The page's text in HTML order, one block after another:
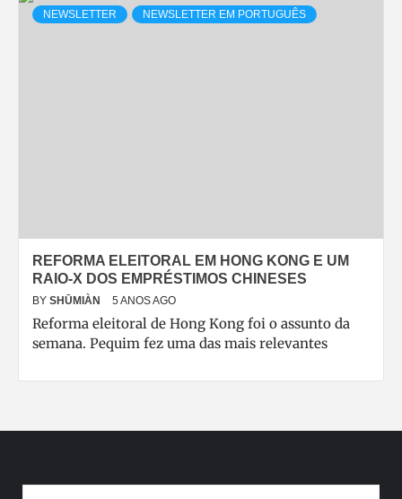
NEWSLETTER NEWSLETTER EM PORTUGUÊS
REFORMA ELEITORAL EM HONG KONG E UM
RAIO-X DOS EMPRÉSTIMOS CHINESES
BY SHŪMIÀN 5 ANOS AGO
Reforma eleitoral de Hong Kong foi o assunto da
semana. Pequim fez uma das mais relevantes